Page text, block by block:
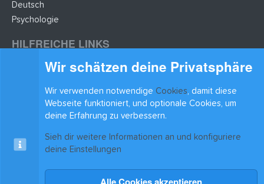
Deutsch
Psychologie
HILFREICHE LINKS
Lernzettel hochladen
BLEIB AUF DEM LAUFENDEN
xenAwsome-GradientHeader Kontakt
Wir schätzen deine Privatsphäre
Wir verwenden notwendige Cookies, damit diese
Webseite funktioniert, und optionale Cookies, um
deine Erfahrung zu verbessern.
Sieh dir weitere Informationen an und konfiguriere
deine Einstellungen
Alle Cookies akzeptieren